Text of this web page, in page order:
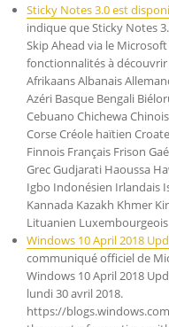
Sticky Notes 3.0 est
indique que Sticky Notes
Skip Ahead via le
fonctionnalités à
Afrikaans Albanais
Azéri Basque Bengali
Cebuano Chichewa
Corse Créole haïtien
Finnois Français Frison
Grec Gudjarati Haoussa
Igbo Indonésien Irlandais
Kannada Kazakh Khmer
Lituanien
Windows 10 April 2018
communiqué officiel de
Windows 10 April 2018
lundi 30 avril 2018.
https://